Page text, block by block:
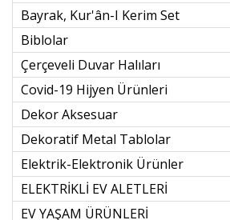
Bayrak, Kur'ân-I Kerim Set
Biblolar
Çerçeveli Duvar Halıları
Covid-19 Hijyen Ürünleri
Dekor Aksesuar
Dekoratif Metal Tablolar
Elektrik-Elektronik Ürünler
ELEKTRİKLİ EV ALETLERİ
EV YAŞAM ÜRÜNLERİ